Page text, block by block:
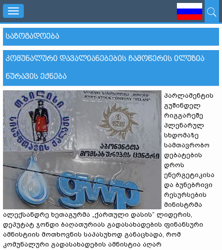
Toggle
navigation
ᲡᲐᲖᲝᲒᲐᲓᲝᲔᲑᲐ
ᲙᲝᲛᲣᲜᲐᲚᲣᲠᲘ ᲓᲐᲕᲐᲚᲘᲐᲜᲔᲑᲔᲑᲘᲡ ᲩᲐᲛᲝᲬᲔᲠᲘᲡ ᲘᲚᲣᲖᲘᲐ
ᲜᲣᲠᲐᲕᲘᲡ ᲔᲥᲜᲔᲑᲐ
პარლამენტის
გუშინდელ
რიგგარეშე
პლენარულ
სხდომაზე
სამთავრობო
დებატების
დროს
ენერგეტიკისა
და ბუნებრივი
რესურსების
მინისტრმა
ალექსანდრე ხეთაგურმა „ქართული დასის“ ლიდერის,
დეპუტატ ჯონდი ბაღათურიას გადასახადების ფინანსური
ამნისტიის მოთხოვნის საპასუხოდ განაცხადა, რომ
კომუნალური გადასახადების ამნისტია აღარ